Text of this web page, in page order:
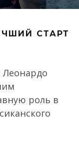
СТАРТ
Леонардо
роль в